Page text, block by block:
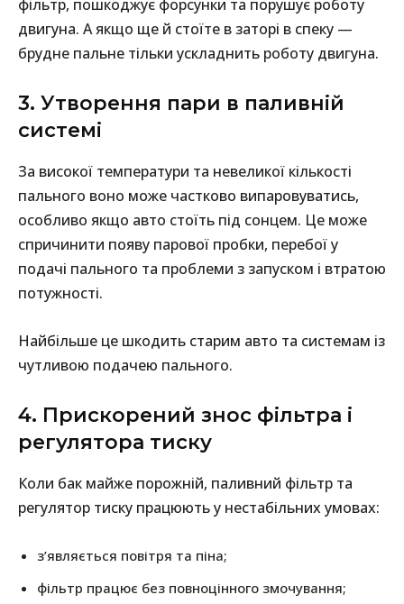
фільтр, пошкоджує форсунки та порушує роботу
двигуна. А якщо ще й стоїте в заторі в спеку —
брудне пальне тільки ускладнить роботу двигуна.
3. Утворення пари в паливній
системі
За високої температури та невеликої кількості
пального воно може частково випаровуватись,
особливо якщо авто стоїть під сонцем. Це може
спричинити появу парової пробки, перебої у
подачі пального та проблеми з запуском і втратою
потужності.
Найбільше це шкодить старим авто та системам із
чутливою подачею пального.
4. Прискорений знос фільтра і
регулятора тиску
Коли бак майже порожній, паливний фільтр та
регулятор тиску працюють у нестабільних умовах:
з’являється повітря та піна;
фільтр працює без повноцінного змочування;